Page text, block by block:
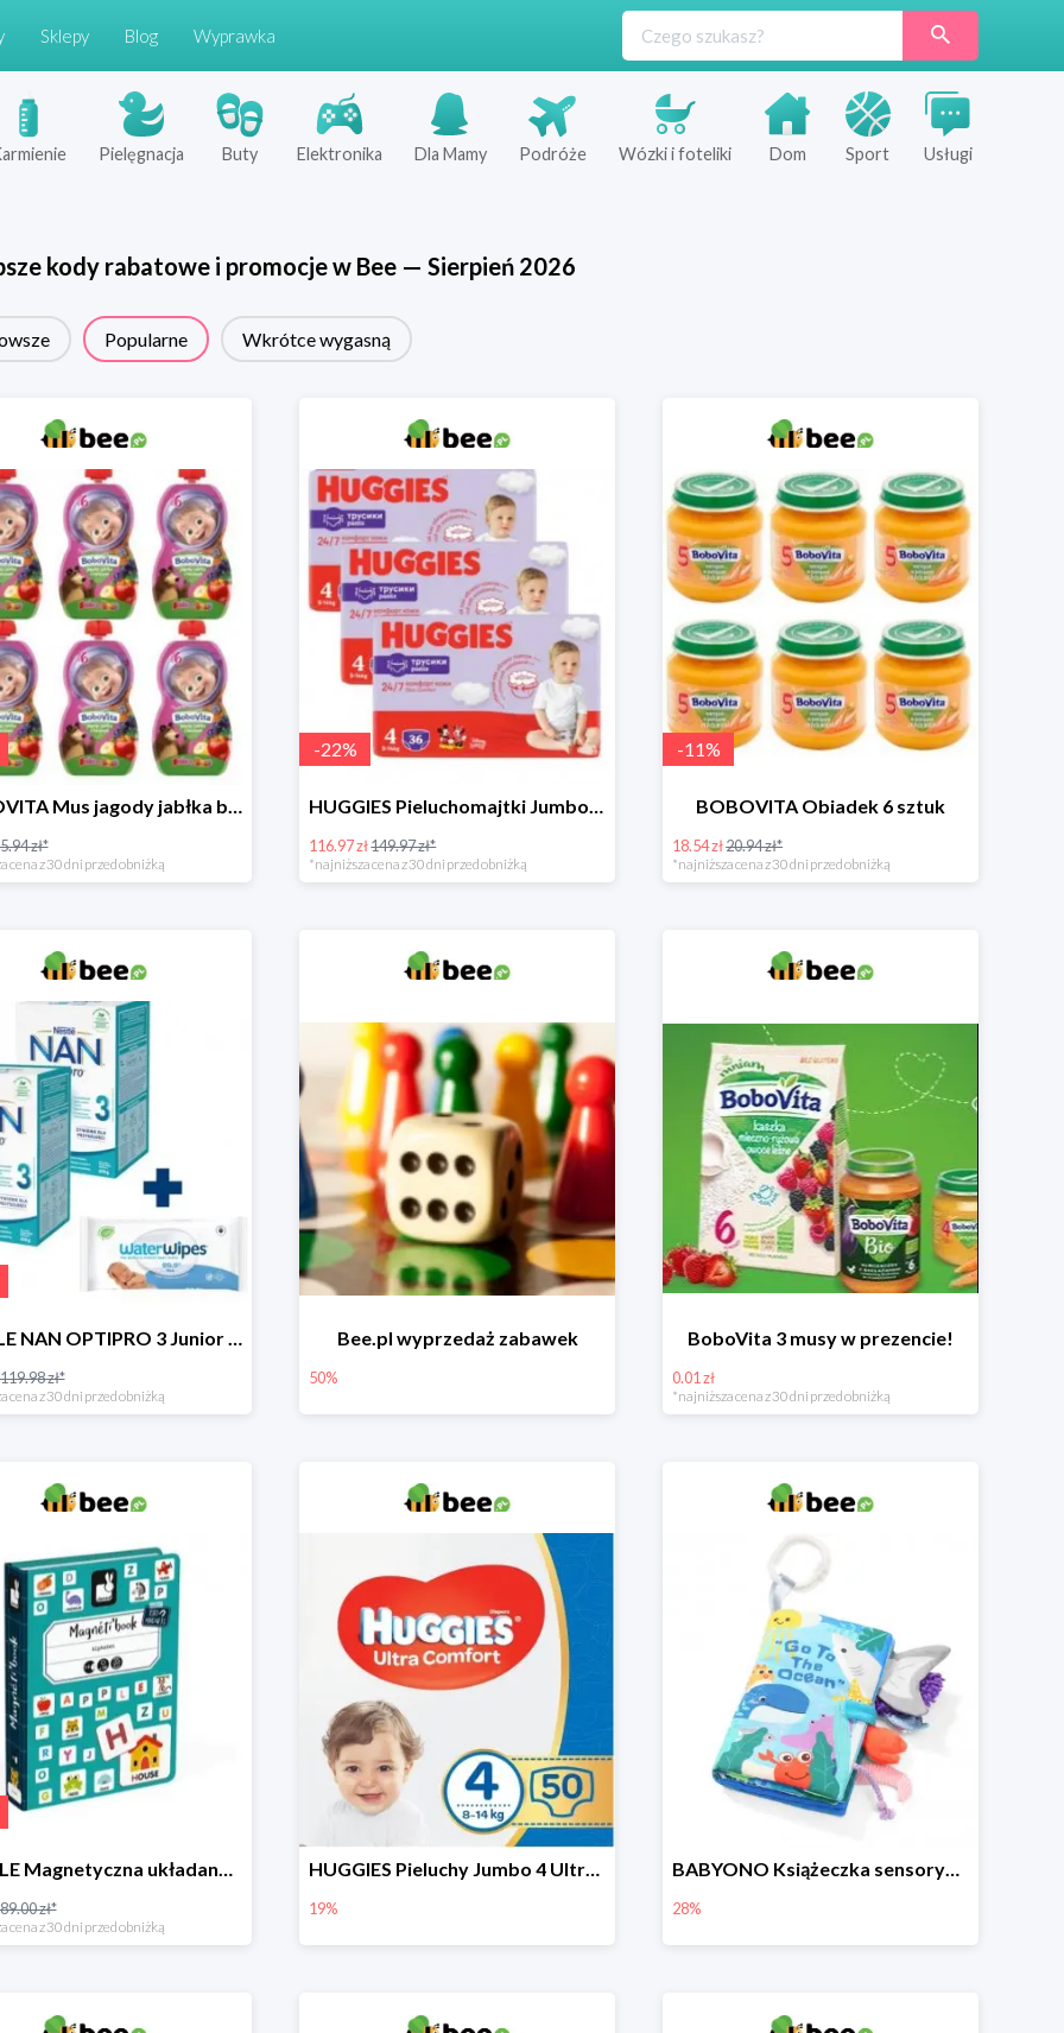
Sklepy Blog Wyprawka
Pielęgnacja Buty Elektronika Dla Mamy Podróże Wózki i foteliki Dom Sport Usługi
kody rabatowe i promocje w Bee— Sierpień 2026
Popularne Wkrótce wygasną
BOBOVITA Mus jagody jabłka banan 6 sztuk
zł*
cena z 30 dni przed obniżką
-22%
HUGGIES Pieluchomajtki Jumbo 4 3x36szt.
116.97 zł149.97 zł*
*najniższa cena z 30 dni przed obniżką
-11%
BOBOVITA Obiadek 6 sztuk
18.54 zł20.94 zł*
*najniższa cena z 30 dni przed obniżką
NESTLE NAN OPTIPRO 3 Junior + Waterwipes Chusteczki nawilżane gratis
119.98 zł*
cena z 30 dni przed obniżką
Bee.pl wyprzedaż zabawek
50%
BoboVita 3 musy w prezencie!
0.01 zł
*najniższa cena z 30 dni przed obniżką
PUZZLE Magnetyczna układanka Alfabet
89.00 zł*
cena z 30 dni przed obniżką
HUGGIES Pieluchy Jumbo 4 Ultra Comfort -19%
19%
BABYONO Książeczka sensoryczna Go To The Ocean -28%
28%